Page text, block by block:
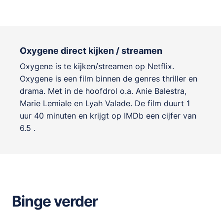
Oxygene direct kijken / streamen
Oxygene is te kijken/streamen op Netflix.
Oxygene is een film binnen de genres thriller en
drama. Met in de hoofdrol o.a. Anie Balestra,
Marie Lemiale en Lyah Valade. De film duurt 1
uur 40 minuten en krijgt op IMDb een cijfer van
6.5 .
Binge verder